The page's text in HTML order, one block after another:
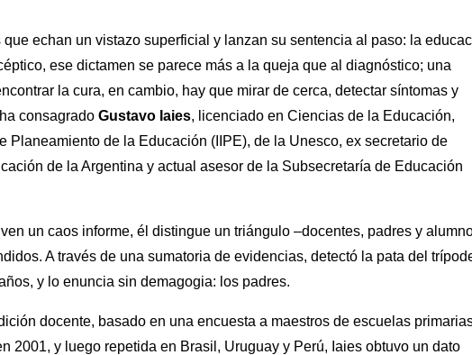
echan un vistazo superficial y lanzan su sentencia al paso: la
ese dictamen se parece más a la queja que al diagnóstico; una
la cura, en cambio, hay que mirar de cerca, detectar síntomas y
consagrado Gustavo Iaies, licenciado en Ciencias de la Educación,
Planeamiento de la Educación (IIPE), de la Unesco, ex secretario de
de la Argentina y actual asesor de la Subsecretaría de Educación
un caos informe, él distingue un triángulo –docentes, padres y
A través de una sumatoria de evidencias, detectó la pata del
y lo enuncia sin demagogia: los padres.
docente, basado en una encuesta a maestros de escuelas
2001, y luego repetida en Brasil, Uruguay y Perú, Iaies obtuvo un dato